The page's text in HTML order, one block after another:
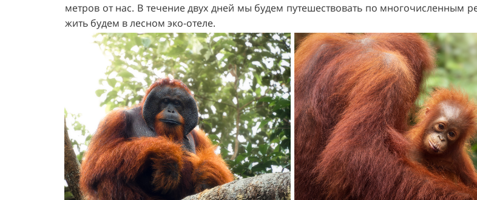
метров от нас. В течение двух дней мы будем путешествовать по многочисленным
жить будем в лесном эко-отеле.